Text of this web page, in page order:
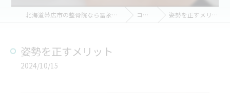
北海道帯広市の整骨院なら冨永整骨院 コラム 姿勢を正すメリット
姿勢を正すメリット
2024/10/15